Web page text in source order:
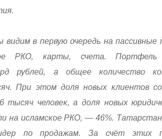
в первую очередь на пассивные
РКО, карты, счета. Портфель
рублей, а общее количество
При этом доля новых клиентов
человек, а доля новых
на исламское РКО, — 46%.
по продажам. За счёт этих